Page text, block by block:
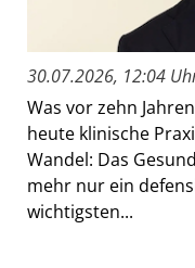
30.07.2026, 12:04
Was vor zehn
heute klinische
Wandel: Das
mehr nur ein
wichtigsten...